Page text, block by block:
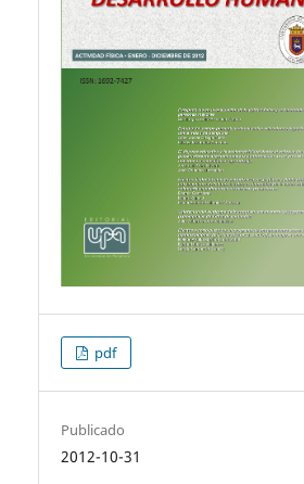
pdf
Publicado
2012-10-31